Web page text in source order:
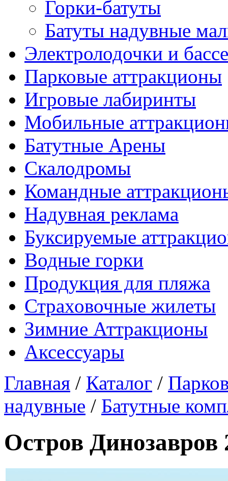
Горки-батуты
Батуты надувные
Электролодочки и
Парковые аттракционы
Игровые лабиринты
Мобильные
Батутные Арены
Скалодромы
Командные
Надувная реклама
Буксируемые
Водные горки
Продукция для пляжа
Страховочные жилеты
Зимние Аттракционы
Аксессуары
Главная / Каталог /
надувные / Батутные
Остров Динозавров